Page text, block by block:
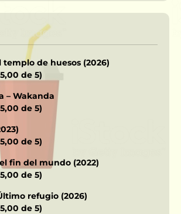
templo de huesos (2026)
de 5)
– Wakanda
de 5)
de 5)
fin del mundo (2022)
de 5)
refugio (2026)
de 5)